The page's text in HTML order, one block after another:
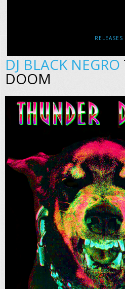
RELEASES
DJ BLACK NEGRO
DOOM